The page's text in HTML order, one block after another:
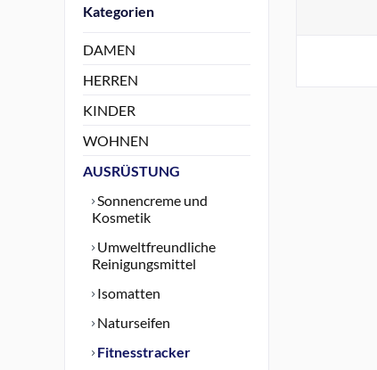
Kategorien
DAMEN
HERREN
KINDER
WOHNEN
AUSRÜSTUNG
Sonnencreme und
Kosmetik
Umweltfreundliche
Reinigungsmittel
Isomatten
Naturseifen
Fitnesstracker